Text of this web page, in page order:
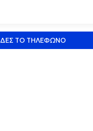
ΔΕΣ ΤΟ ΤΗΛΕΦΩΝΟ